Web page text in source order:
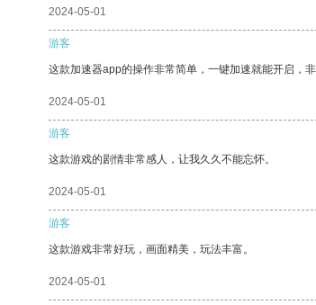
2024-05-01
游客
这款加速器app的操作非常简单，一键加速就能开启，非
2024-05-01
游客
这款游戏的剧情非常感人，让我久久不能忘怀。
2024-05-01
游客
这款游戏非常好玩，画面精美，玩法丰富。
2024-05-01